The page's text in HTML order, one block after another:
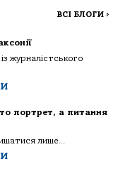
ВСІ БЛОГИ >
журналістського
портрет, а питання
лише...